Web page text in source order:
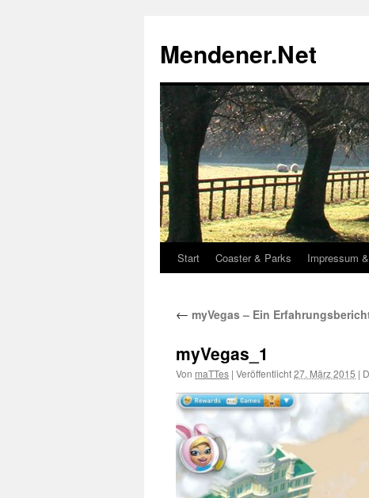
springen
Mendener.Net
Start Coaster & Parks Impressum
← myVegas – Ein
myVegas_1
Von maTTes | Veröffentlicht27. März 2015 |